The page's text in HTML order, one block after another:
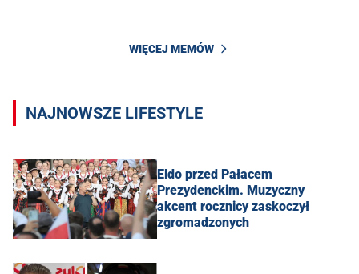
WIĘCEJ MEMÓW
NAJNOWSZE LIFESTYLE
Eldo przed Pałacem
Prezydenckim. Muzyczny
akcent rocznicy zaskoczył
zgromadzonych